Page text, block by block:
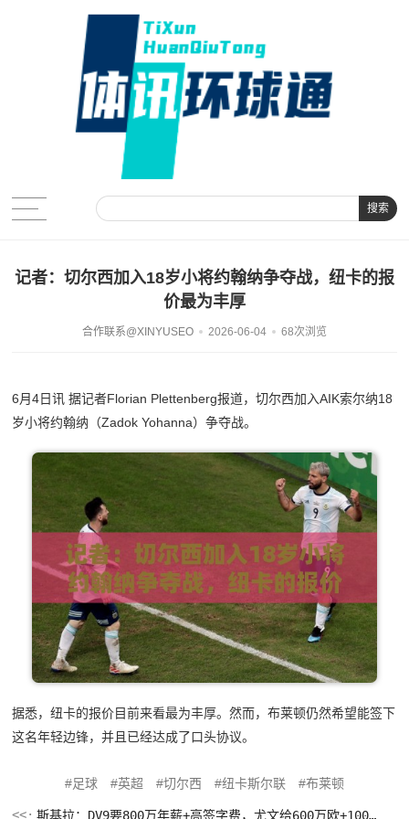
搜索
记者：切尔西加入18岁小将约翰纳争夺战，纽卡的报
价最为丰厚
合作联系@XINYUSEO 2026-06-04 68次浏览
6月4日讯据记者Florian Plettenberg报道，切尔西加入AIK索尔纳18
岁小将约翰纳（Zadok Yohanna）争夺战。
据悉，纽卡的报价目前来看最为丰厚。然而，布莱顿仍然希望能签下
这名年轻边锋，并且已经达成了口头协议。
足球 英超 切尔西 纽卡斯尔联 布莱顿
斯基拉：DV9要800万年薪+高签字费，尤文给600万欧+100万欧奖金